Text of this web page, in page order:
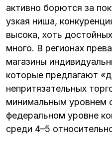
активно борются за
узкая ниша,
высока, хоть
много. В регионах
магазины
которые предлагают
непритязательных
минимальным уровнем
федеральном уровне
среди 4–5